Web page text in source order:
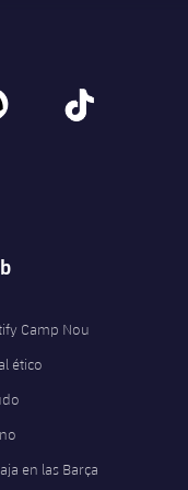
tiktok
Camp Nou
ético
en las Barça